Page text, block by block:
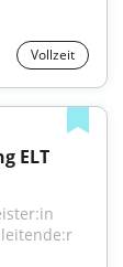
Vollzeit
ELT